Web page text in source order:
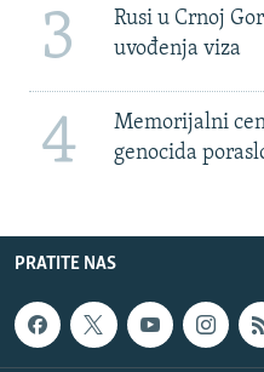
3
Rusi u Crnoj
uvođenja viza
4
Memorijalni
genocida
PRATITE NAS